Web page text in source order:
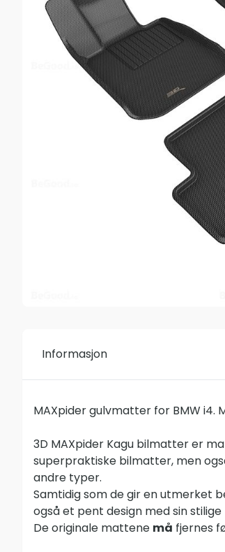
Informasjon
MAXpider gulvmatter for BMW
3D MAXpider Kagu bilmatter er
superpraktiske bilmatter, men
andre typer.
Samtidig som de gir en utmerket
også et pent design med sin
De originale mattene må fjernes